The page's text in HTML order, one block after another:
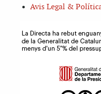
Avis Legal &